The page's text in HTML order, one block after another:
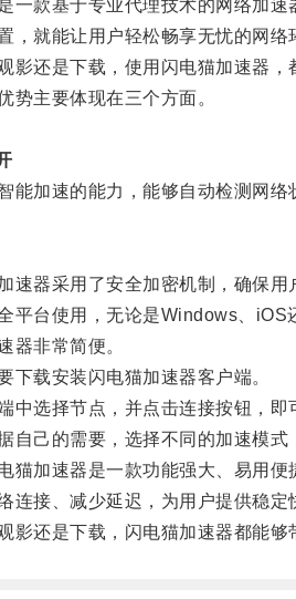
款基于专业代理技术的网络加速
就能让用户轻松畅享无忧的网络
还是下载，使用闪电猫加速器，
主要体现在三个方面。
加速的能力，能够自动检测网络
器采用了安全加密机制，确保用
台使用，无论是Windows、iOS
非常简便。
载安装闪电猫加速器客户端。
选择节点，并点击连接按钮，即
己的需要，选择不同的加速模式
加速器是一款功能强大、易用便
接、减少延迟，为用户提供稳定
还是下载，闪电猫加速器都能够